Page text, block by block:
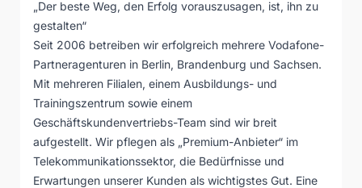
„Der beste Weg, den Erfolg vorauszusagen, ist, ihn zu
gestalten“
Seit 2006 betreiben wir erfolgreich mehrere Vodafone-
Partneragenturen in Berlin, Brandenburg und Sachsen.
Mit mehreren Filialen, einem Ausbildungs- und
Trainingszentrum sowie einem
Geschäftskundenvertriebs-Team sind wir breit
aufgestellt. Wir pflegen als „Premium-Anbieter“ im
Telekommunikationssektor, die Bedürfnisse und
Erwartungen unserer Kunden als wichtigstes Gut. Eine